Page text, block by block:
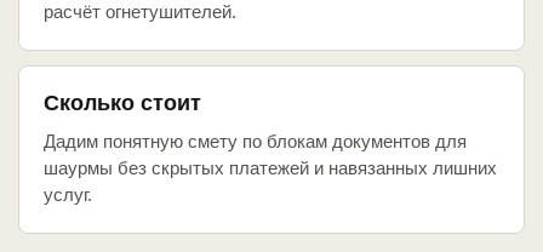
расчёт огнетушителей.
Сколько стоит
Дадим понятную смету по блокам документов для
шаурмы без скрытых платежей и навязанных лишних
услуг.